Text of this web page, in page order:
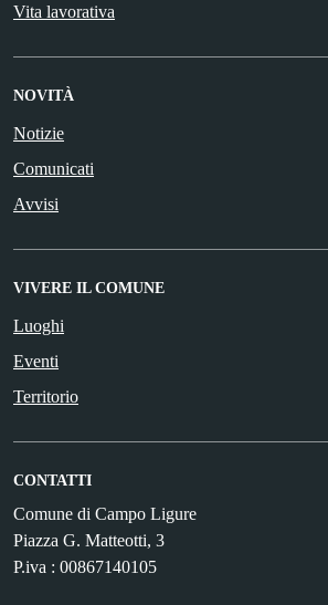
Vita lavorativa
NOVITÀ
Notizie
Comunicati
Avvisi
VIVERE IL COMUNE
Luoghi
Eventi
Territorio
CONTATTI
Comune di Campo Ligure
Piazza G. Matteotti, 3
P.iva : 00867140105